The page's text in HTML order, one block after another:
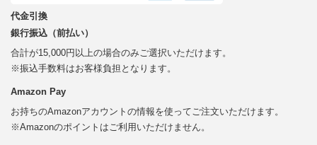
代金引換
銀行振込（前払い）
合計が15,000円以上の場合のみご選択いただけます。
※振込手数料はお客様負担となります。
Amazon Pay
お持ちのAmazonアカウントの情報を使ってご注文いただけます。
※Amazonのポイントはご利用いただけません。